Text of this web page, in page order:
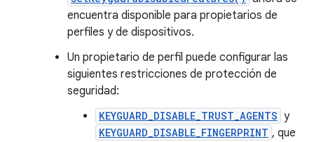
encuentra disponible para propietarios de
perfiles y de dispositivos.
Un propietario de perfil puede configurar las
siguientes restricciones de protección de
seguridad:
KEYGUARD_DISABLE_TRUST_AGENTS y
KEYGUARD_DISABLE_FINGERPRINT , que